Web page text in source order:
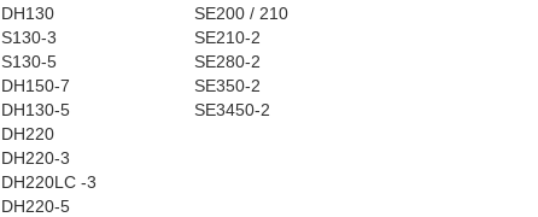
DH130
SE200 / 210
S130-3
SE210-2
S130-5
SE280-2
DH150-7
SE350-2
DH130-5
SE3450-2
DH220
DH220-3
DH220LC -3
DH220-5